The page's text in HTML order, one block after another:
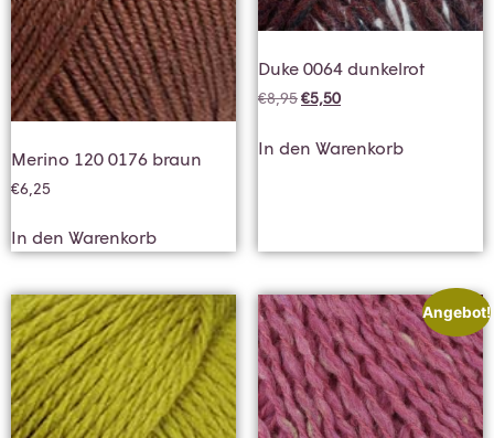
Merino 120 0176 braun
€6,25
In den Warenkorb
Duke 0064 dunkelrot
€8,95€5,50
In den Warenkorb
Angebot!